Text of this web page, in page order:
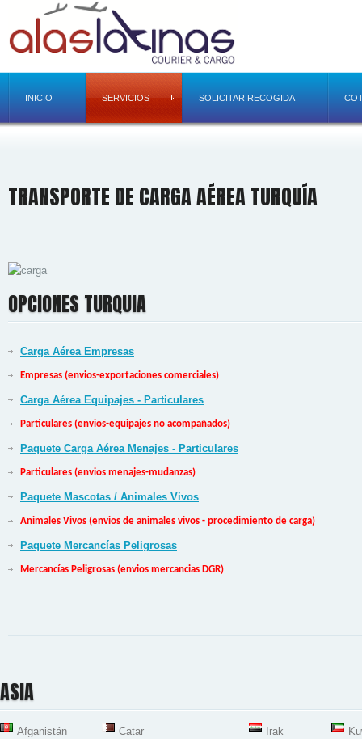
INICIO SERVICIOS SOLICITAR RECOGIDA
TRANSPORTE DE CARGA AÉREA TURQUÍA
OPCIONES TURQUIA
Carga Aérea Empresas
Empresas (envios-exportaciones comerciales)
Carga Aérea Equipajes - Particulares
Particulares (envios-equipajes no acompañados)
Paquete Carga Aérea Menajes - Particulares
Particulares (envios menajes-mudanzas)
Paquete Mascotas / Animales Vivos
Animales Vivos (envios de animales vivos - procedimiento de carga)
Paquete Mercancías Peligrosas
Mercancías Peligrosas (envios mercancias DGR)
ASIA
Afganistán
Catar
Irak